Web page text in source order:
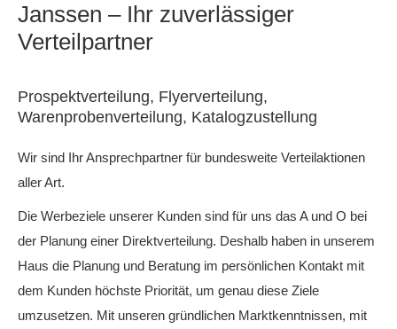
Janssen – Ihr zuverlässiger
Verteilpartner
Prospektverteilung, Flyerverteilung,
Warenprobenverteilung, Katalogzustellung
Wir sind Ihr Ansprechpartner für bundesweite Verteilaktionen
aller Art.
Die Werbeziele unserer Kunden sind für uns das A und O bei
der Planung einer Direktverteilung. Deshalb haben in unserem
Haus die Planung und Beratung im persönlichen Kontakt mit
dem Kunden höchste Priorität, um genau diese Ziele
umzusetzen. Mit unseren gründlichen Marktkenntnissen, mit